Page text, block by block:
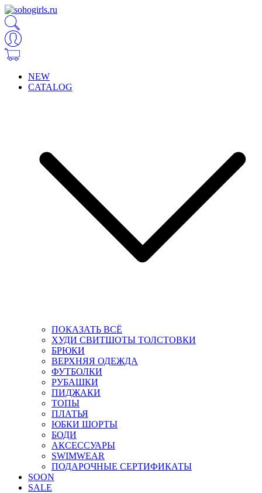
NEW
CATALOG
ПОКАЗАТЬ ВСЁ
ХУДИ СВИТШОТЫ ТОЛСТОВКИ
БРЮКИ
ВЕРХНЯЯ ОДЕЖДА
ФУТБОЛКИ
РУБАШКИ
ПИДЖАКИ
ТОПЫ
ПЛАТЬЯ
ЮБКИ ШОРТЫ
БОДИ
АКСЕССУАРЫ
SWIMWEAR
ПОДАРОЧНЫЕ СЕРТИФИКАТЫ
SOON
SALE